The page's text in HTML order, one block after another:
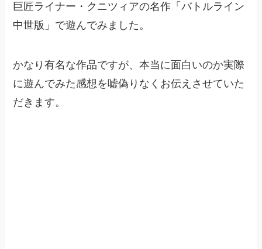
巨匠ライナー・クニツィアの名作「バトルライン
中世版」で遊んでみました。
かなり有名な作品ですが、本当に面白いのか実際
に遊んでみた感想を嘘偽りなくお伝えさせていた
だきます。